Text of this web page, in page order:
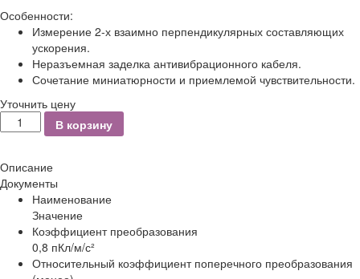
Особенности:
Измерение 2-х взаимно перпендикулярных составляющих
ускорения.
Неразъемная заделка антивибрационного кабеля.
Сочетание миниатюрности и приемлемой чувствительности.
Уточнить цену
КоличествоВ корзину
Описание
Документы
Наименование
Значение
Коэффициент преобразования
0,8 пКл/м/с²
Относительный коэффициент поперечного преобразования